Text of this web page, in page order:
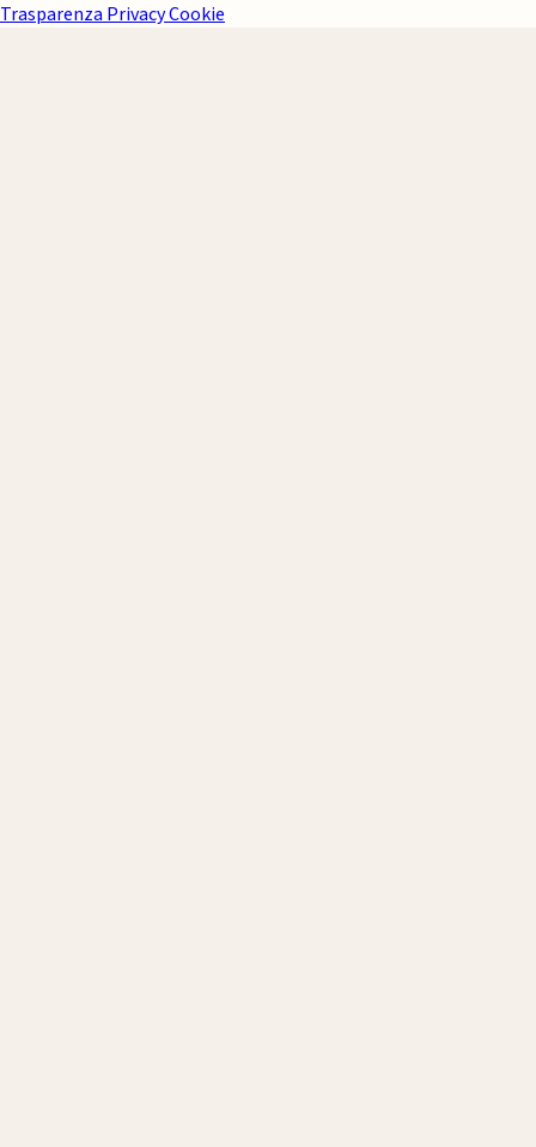
Trasparenza PrivacyCookie